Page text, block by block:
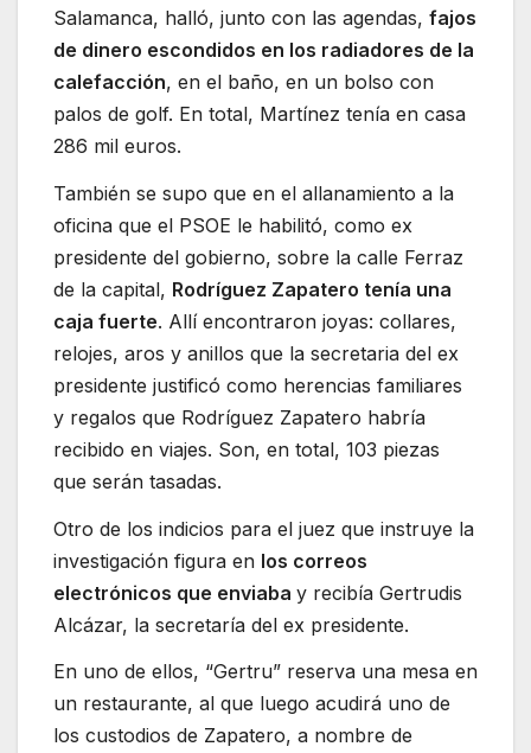
Salamanca, halló, junto con las agendas, fajos
de dinero escondidos en los radiadores de la
calefacción, en el baño, en un bolso con
palos de golf. En total, Martínez tenía en casa
286 mil euros.
También se supo que en el allanamiento a la
oficina que el PSOE le habilitó, como ex
presidente del gobierno, sobre la calle Ferraz
de la capital, Rodríguez Zapatero tenía una
caja fuerte. Allí encontraron joyas: collares,
relojes, aros y anillos que la secretaria del ex
presidente justificó como herencias familiares
y regalos que Rodríguez Zapatero habría
recibido en viajes. Son, en total, 103 piezas
que serán tasadas.
Otro de los indicios para el juez que instruye la
investigación figura en los correos
electrónicos que enviaba y recibía Gertrudis
Alcázar, la secretaría del ex presidente.
En uno de ellos, “Gertru” reserva una mesa en
un restaurante, al que luego acudirá uno de
los custodios de Zapatero, a nombre de